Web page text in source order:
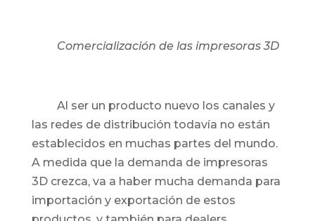
Comercialización de las impresoras 3D
Al ser un producto nuevo los canales y
las redes de distribución todavía no están
establecidos en muchas partes del mundo.
A medida que la demanda de impresoras
3D crezca, va a haber mucha demanda para
importación y exportación de estos